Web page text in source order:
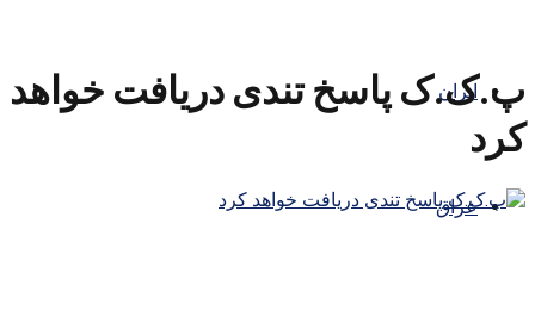
ایران
عراق
پ.ک.ک پاسخ تندی دریافت خواهد
کرد